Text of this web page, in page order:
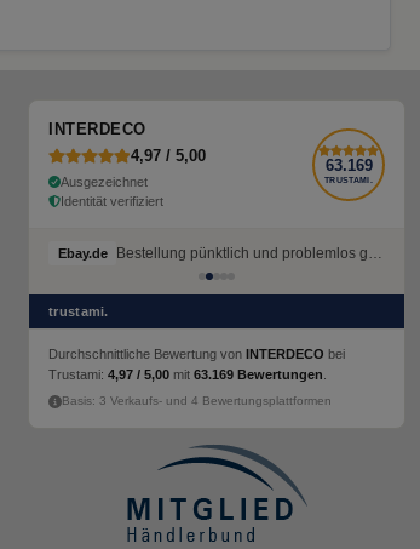
INTERDECO
4,97 / 5,00
Ausgezeichnet
Identität verifiziert
63.169
TRUSTAMI.
Ebay.de Bestellung pünktlich und problemlos geliefert
trustami.
Durchschnittliche Bewertung von INTERDECO bei
Trustami: 4,97 / 5,00 mit 63.169 Bewertungen
Basis: 3 Verkaufs- und 4 Bewertungsplattformen